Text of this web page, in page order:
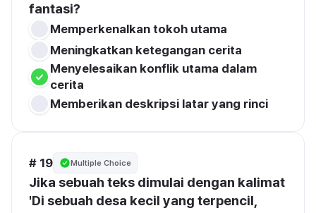
fantasi?
Memperkenalkan tokoh utama
Meningkatkan ketegangan cerita
Menyelesaikan konflik utama dalam
cerita
Memberikan deskripsi latar yang rinci
# 19 Multiple Choice
Jika sebuah teks dimulai dengan kalimat
'Di sebuah desa kecil yang terpencil,